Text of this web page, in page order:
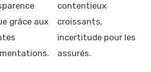
grâce aux
contentieux
croissants,
incertitude pour les
assurés.